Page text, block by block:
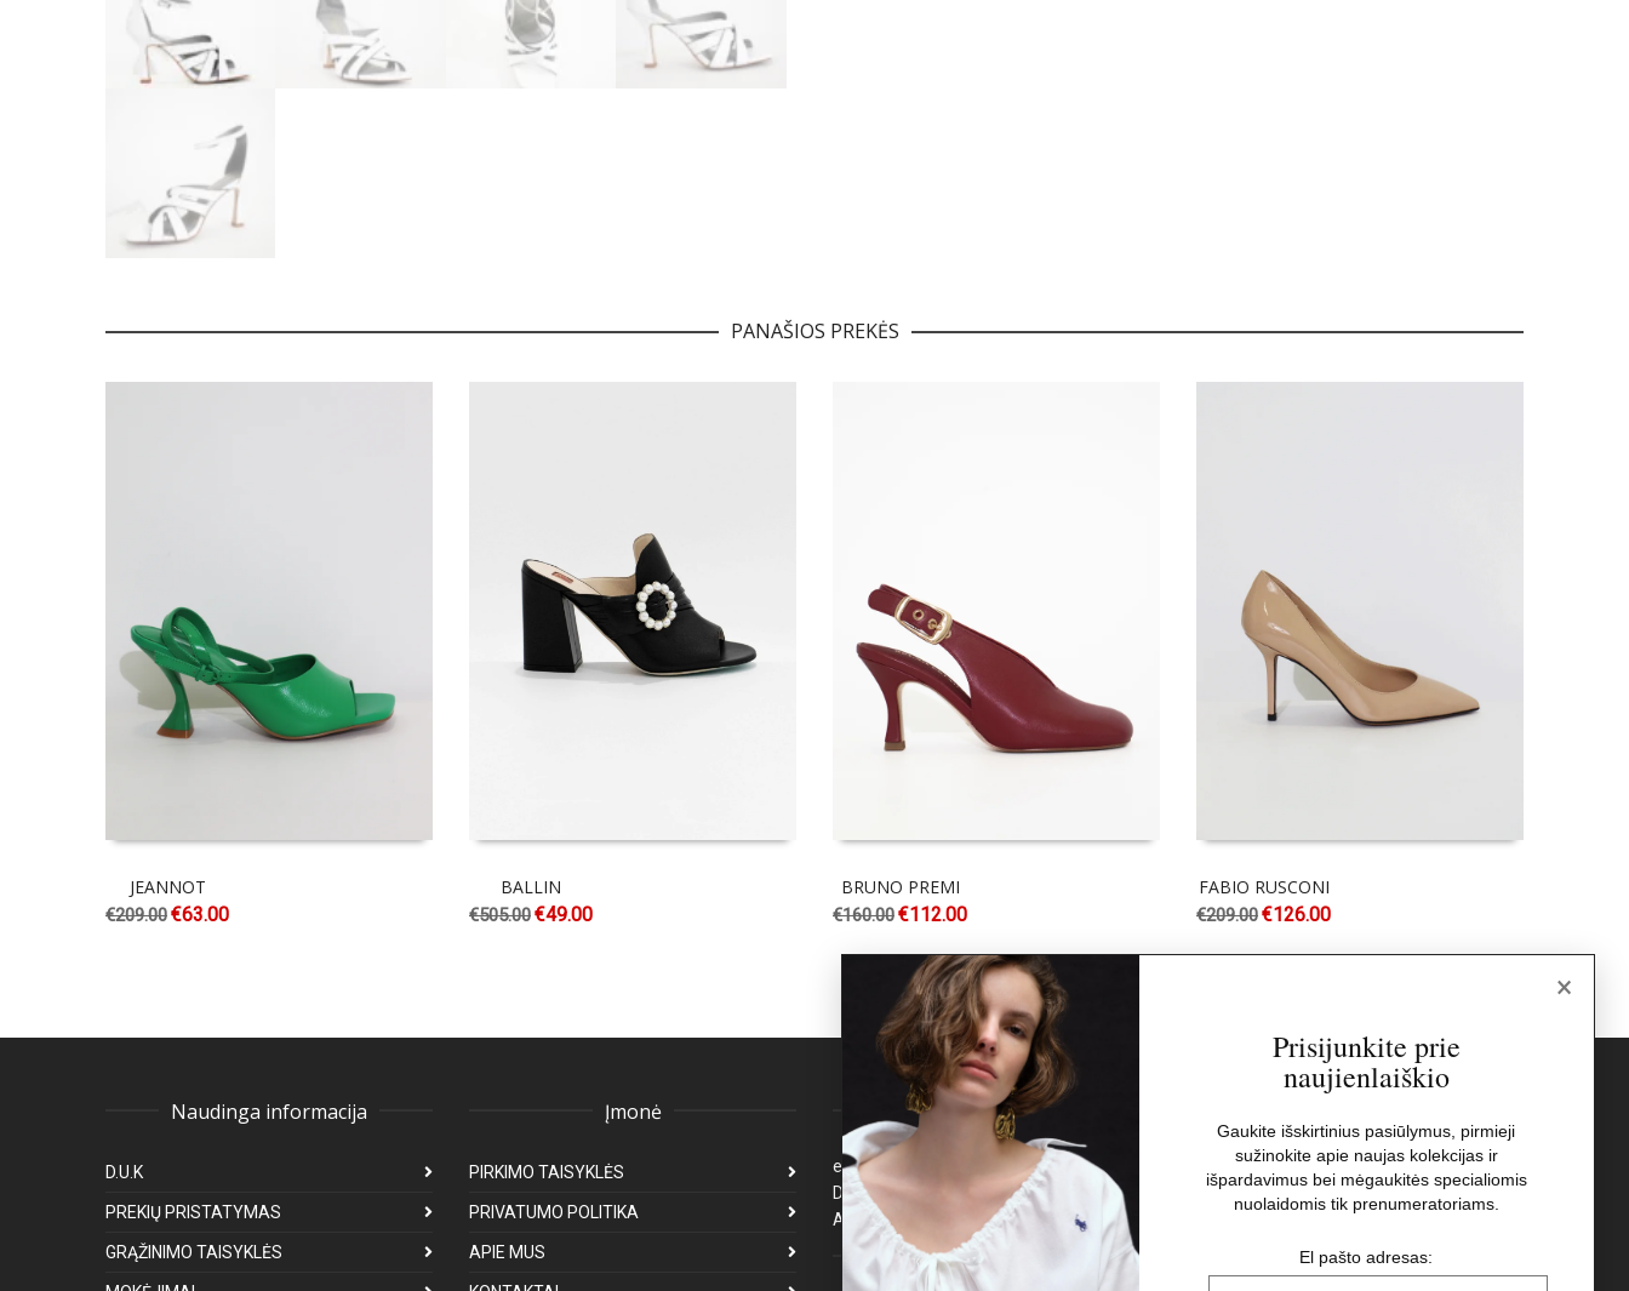
PANAŠIOS PREKĖS
JEANNOT
€209.00€63.00
BALLIN
€505.00€49.00
BRUNO PREMI
€160.00€112.00
FABIO RUSCONI
€209.00€126.00
Naudinga informacija
D.U.K
PREKIŲ PRISTATYMAS
GRĄŽINIMO TAISYKLĖS
Įmonė
PIRKIMO TAISYKLĖS
PRIVATUMO POLITIKA
APIE MUS
Klientų aptarnavimas
eparduotuve@premiumfashion.lt
Darbo laikas: I-V 8:00-17:00
Atsakymas per 1-3 darbo dienas
Mus galite rasti
El pašto adresas:
Politikos nuostatomis
×
Prisijunkite prie
naujienlaiškio
Gaukite išskirtinius pasiūlymus, pirmieji
sužinokite apie naujas kolekcijas ir
išpardavimus bei mėgaukitės specialiomis
nuolaidomis tik prenumeratoriams.
El pašto adresas: